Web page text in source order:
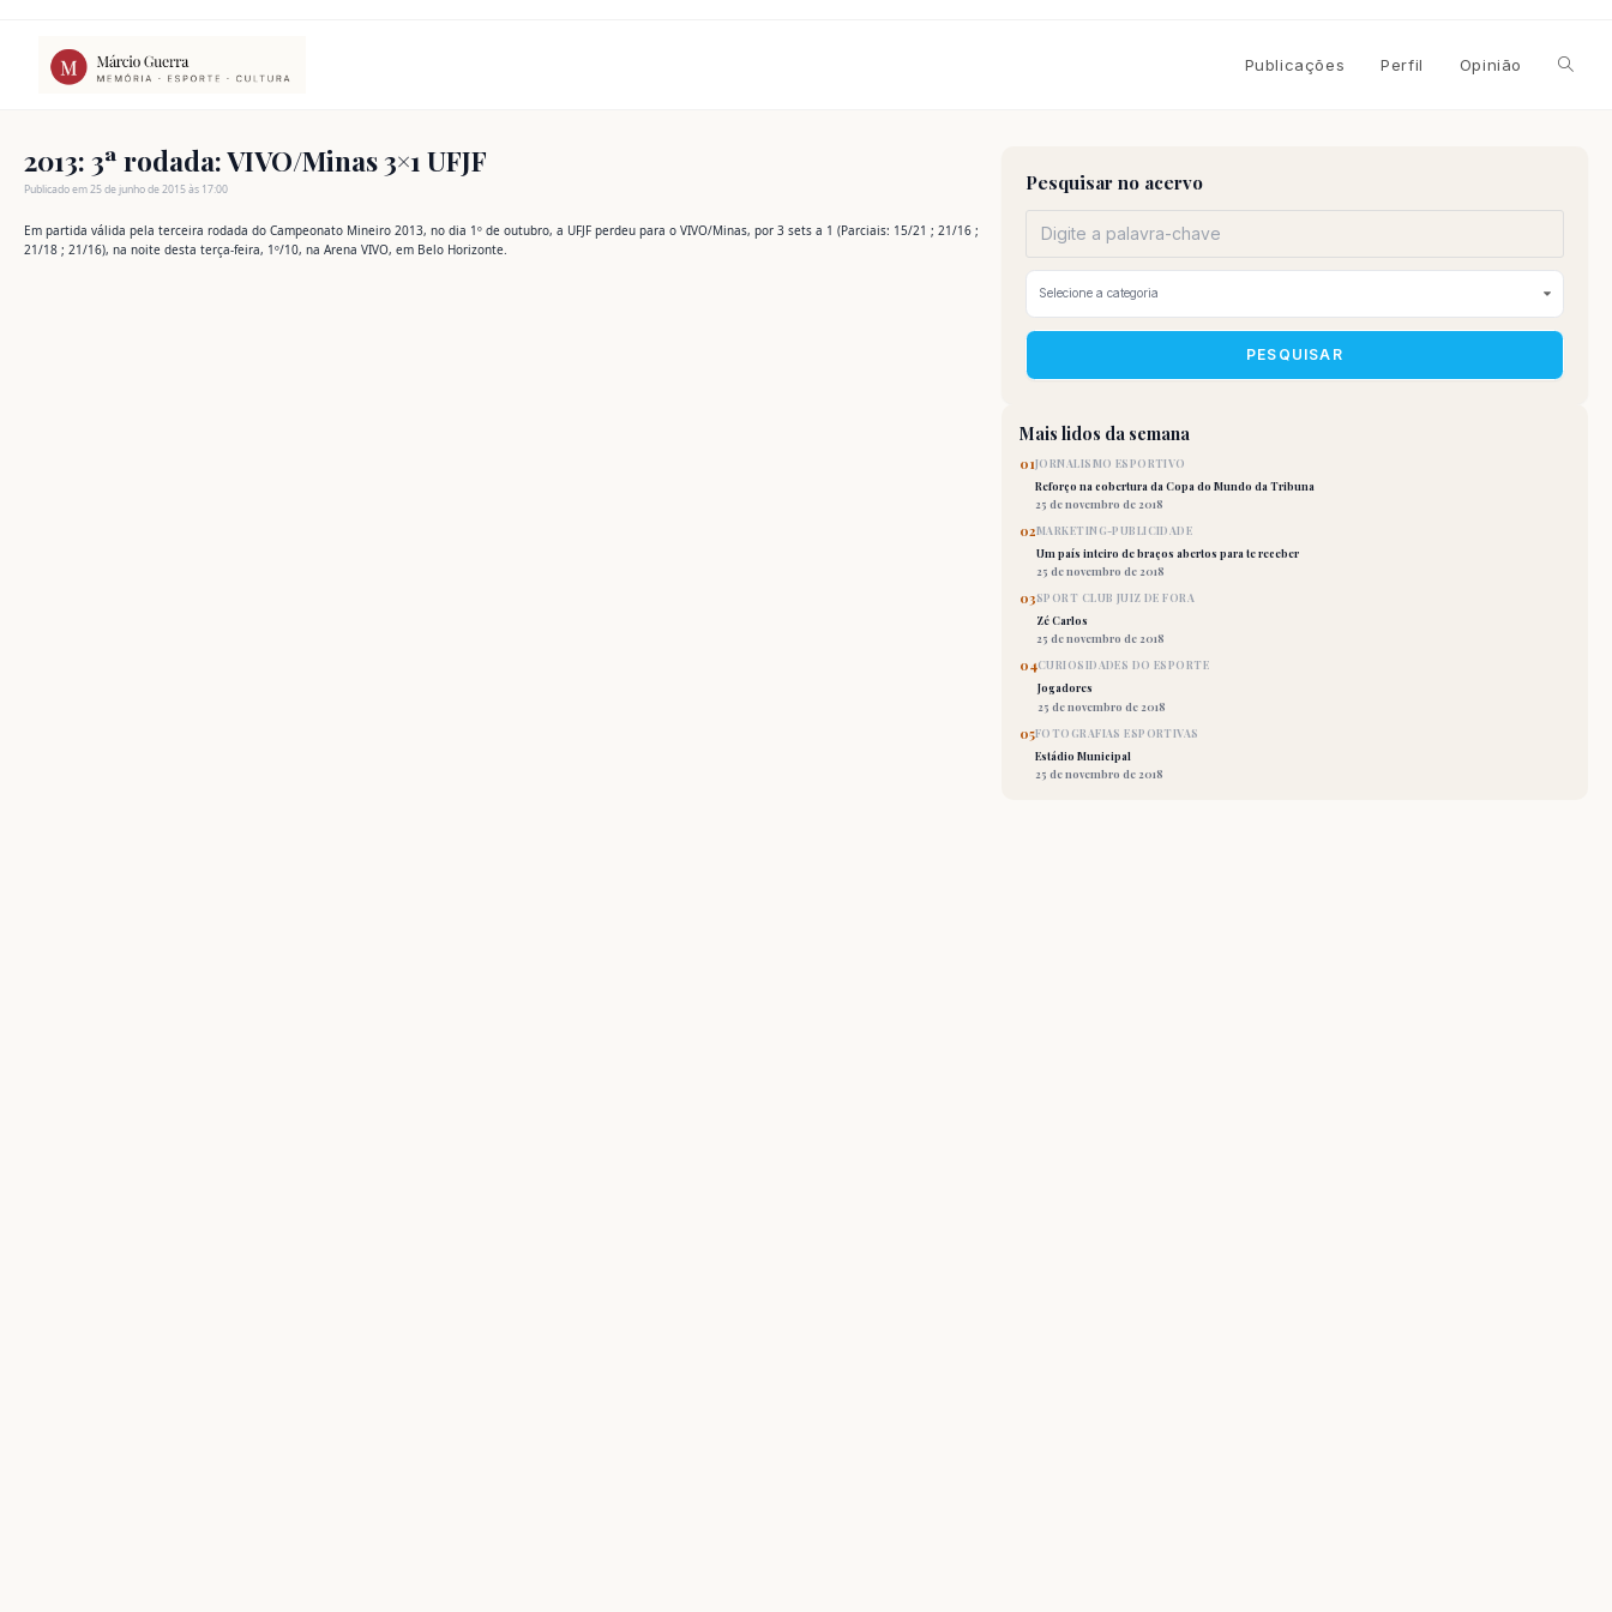
conteúdo
Publicações Perfil Opinião
site
2013: 3ª rodada: VIVO/Minas 3×1 UFJF
Publicado em 25 de junho de 2015 às 17:00
Em partida válida pela terceira rodada do Campeonato Mineiro 2013, no dia 1º de outubro, a UFJF perdeu para o VIVO/Minas, por 3 sets a 1 (Parciais: 15/21 ; 21/16 ;
21/18 ; 21/16), na noite desta terça-feira, 1º/10, na Arena VIVO, em Belo Horizonte.
Pesquisar no acervo
PESQUISAR
Mais lidos da semana
01JORNALISMO ESPORTIVO
Reforço na cobertura da Copa do Mundo da Tribuna
25 de novembro de 2018
02MARKETING-PUBLICIDADE
Um país inteiro de braços abertos para te receber
25 de novembro de 2018
03SPORT CLUB JUIZ DE FORA
Zé Carlos
25 de novembro de 2018
04CURIOSIDADES DO ESPORTE
Jogadores
25 de novembro de 2018
05FOTOGRAFIAS ESPORTIVAS
Estádio Municipal
25 de novembro de 2018